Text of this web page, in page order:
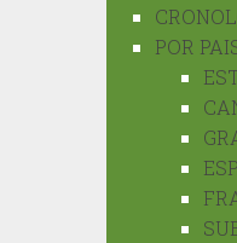
POR